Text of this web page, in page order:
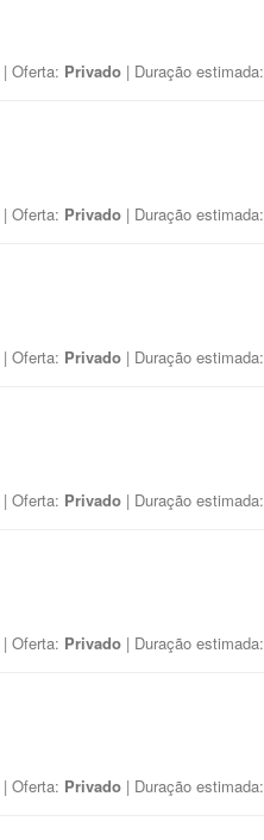
| Oferta: Privado | Duração estimada:
| Oferta: Privado | Duração estimada:
| Oferta: Privado | Duração estimada:
| Oferta: Privado | Duração estimada:
| Oferta: Privado | Duração estimada:
| Oferta: Privado | Duração estimada: